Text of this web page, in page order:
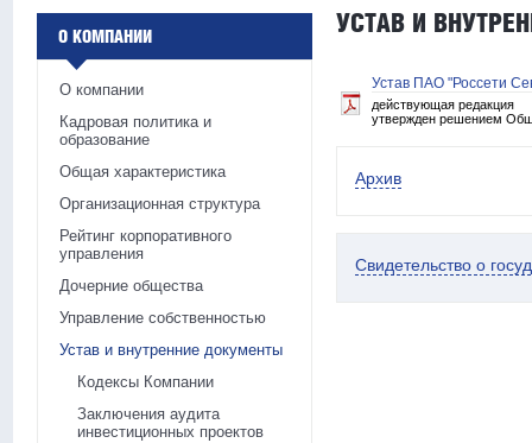
О КОМПАНИИ
О компании
Кадровая политика и
образование
Общая характеристика
Организационная структура
Рейтинг корпоративного
управления
Дочерние общества
Управление собственностью
Устав и внутренние документы
Кодексы Компании
Заключения аудита
инвестиционных проектов
УСТАВ И
Устав ПАО "Россети
действующая редакция
утвержден решением
Архив
Свидетельство о